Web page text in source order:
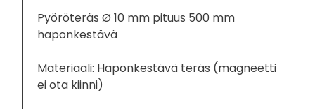
Pyöröteräs Ø 10 mm pituus 500 mm
haponkestävä
Materiaali: Haponkestävä teräs (magneetti
ei ota kiinni)